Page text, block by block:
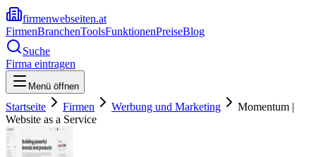
firmenwebseiten.at
FirmenBranchenToolsFunktionenPreiseBlog
Suche
Firma eintragen
Menü öffnen
Startseite Firmen Werbung und Marketing
Momentum |
Website as a Service